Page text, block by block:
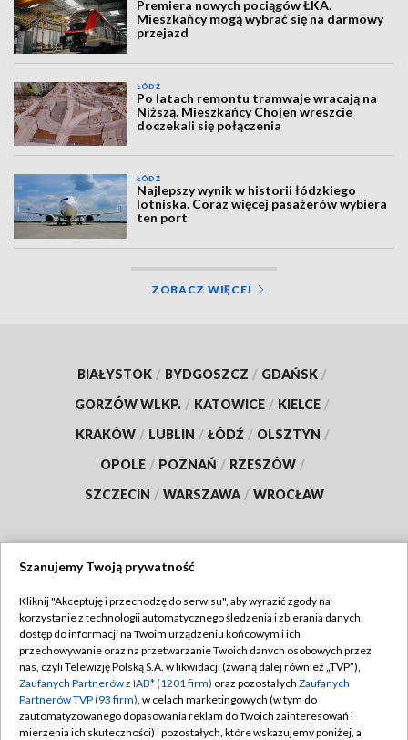
Premiera nowych pociągów ŁKA.
Mieszkańcy mogą wybrać się na darmowy
przejazd
ŁÓDŹ
Po latach remontu tramwaje wracają na
Niższą. Mieszkańcy Chojen wreszcie
doczekali się połączenia
ŁÓDŹ
Najlepszy wynik w historii łódzkiego
lotniska. Coraz więcej pasażerów wybiera
ten port
ZOBACZ WIĘCEJ
BIAŁYSTOK / BYDGOSZCZ / GDAŃSK /
GORZÓW WLKP. / KATOWICE / KIELCE /
KRAKÓW / LUBLIN / ŁÓDŹ / OLSZTYN /
OPOLE / POZNAŃ / RZESZÓW /
SZCZECIN / WARSZAWA / WROCŁAW
TVP
Abonament TVP
Emisja w TVP
Centrum informacji TVP
Regulamin TVP
Polityka prywatności
Moje zgody
Szanujemy Twoją prywatność
Kliknij "Akceptuję i przechodzę do serwisu", aby wyrazić zgody na
korzystanie z technologii automatycznego śledzenia i zbierania danych,
dostęp do informacji na Twoim urządzeniu końcowym i ich
przechowywanie oraz na przetwarzanie Twoich danych osobowych przez
nas, czyli Telewizję Polską S.A. w likwidacji (zwaną dalej również „TVP”),
Zaufanych Partnerów z IAB* (1201 firm) oraz pozostałych Zaufanych
Partnerów TVP (93 firm), w celach marketingowych (w tym do
zautomatyzowanego dopasowania reklam do Twoich zainteresowań i
mierzenia ich skuteczności) i pozostałych, które wskazujemy poniżej, a